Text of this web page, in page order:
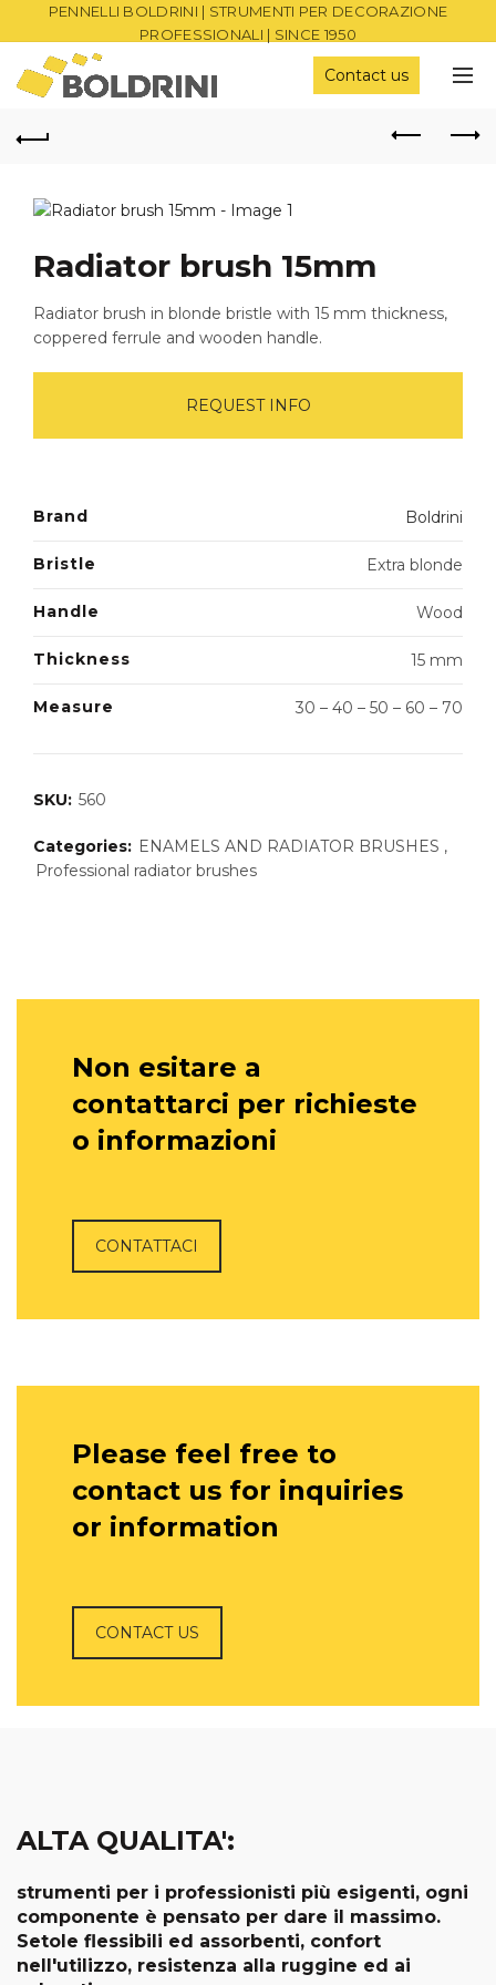
PENNELLI BOLDRINI | STRUMENTI PER DECORAZIONE
PROFESSIONALI | SINCE 1950
Contact us
Radiator brush 15mm
Radiator brush in blonde bristle with 15 mm thickness,
coppered ferrule and wooden handle.
REQUEST INFO
Brand Boldrini
Bristle Extra blonde
Handle Wood
Thickness 15 mm
Measure 30 – 40 – 50 – 60 – 70
SKU: 560
Categories: ENAMELS AND RADIATOR BRUSHES ,
Professional radiator brushes
Non esitare a
contattarci per richieste
o informazioni
CONTATTACI
Please feel free to
contact us for inquiries
or information
CONTACT US
ALTA QUALITA':
strumenti per i professionisti più esigenti, ogni
componente è pensato per dare il massimo.
Setole flessibili ed assorbenti, confort
nell'utilizzo, resistenza alla ruggine ed ai